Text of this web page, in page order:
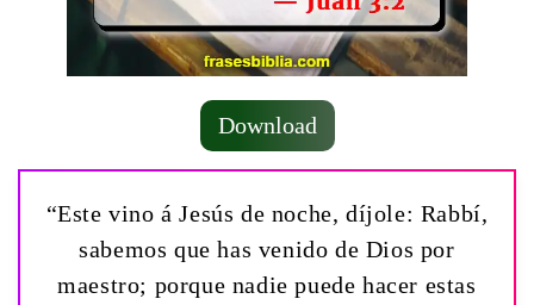
Download
“Este vino á Jesús de noche, díjole: Rabbí,
sabemos que has venido de Dios por
maestro; porque nadie puede hacer estas